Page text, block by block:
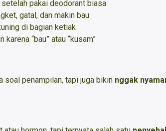
pakai deodorant biasa
gatal, dan makin bau
di bagian ketiak
“bau” atau “kusam”
soal penampilan, tapi juga bikin nggak